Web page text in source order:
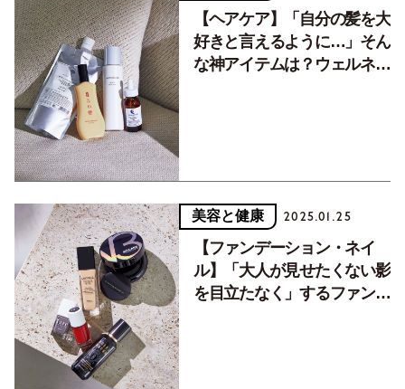
【ヘアケア】「自分の髪を大
好きと言えるように…」そん
な神アイテムは？ウェルネ
美容と健康 2025.01.25
【ファンデーション・ネイ
ル】「大人が見せたくない影
を目立たなく」するファンデ